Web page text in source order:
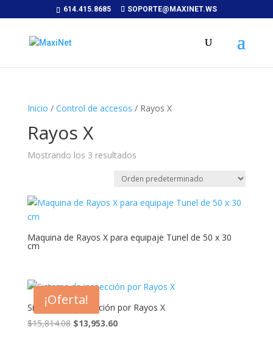
614.415.8685 SOPORTE@MAXINET.WS
Inicio / Control de accesos / Rayos X
Rayos X
Mostrando los 3 resultados
Maquina de Rayos X para equipaje Tunel de 50 x 30
cm
¡Oferta!
Sistema de inspección por Rayos X
$15,814.08 El
$13,953.60El